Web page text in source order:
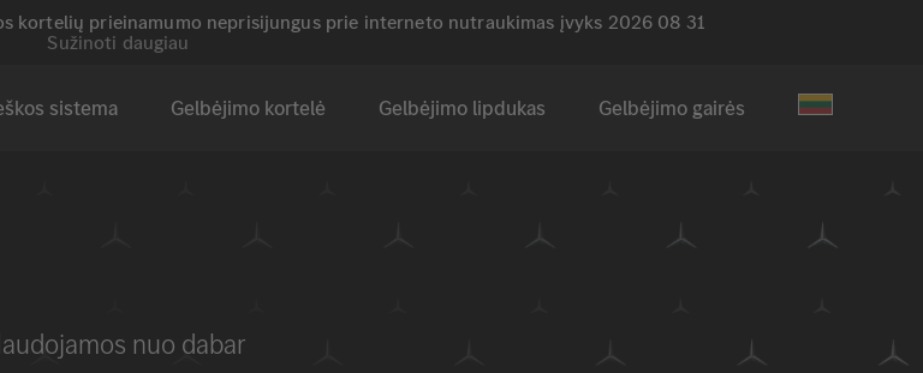
kortelių prieinamumo neprisijungus prie interneto nutraukimas įvyks 2026 08 31
Sužinoti daugiau
sistema Gelbėjimo kortelė Gelbėjimo lipdukas Gelbėjimo gairės
nuo dabar